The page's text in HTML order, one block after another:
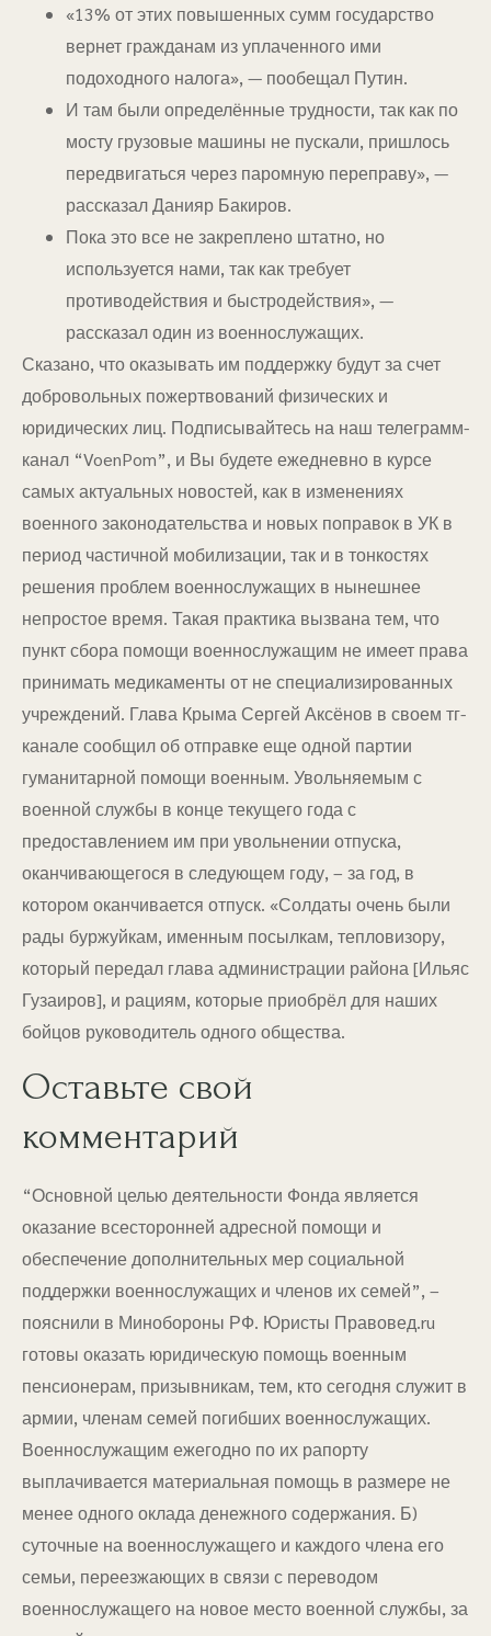
«13% от этих повышенных сумм государство
вернет гражданам из уплаченного ими
подоходного налога», — пообещал Путин.
И там были определённые трудности, так как по
мосту грузовые машины не пускали, пришлось
передвигаться через паромную переправу», —
рассказал Данияр Бакиров.
Пока это все не закреплено штатно, но
используется нами, так как требует
противодействия и быстродействия», —
рассказал один из военнослужащих.
Сказано, что оказывать им поддержку будут за счет
добровольных пожертвований физических и
юридических лиц. Подписывайтесь на наш телеграмм-
канал “VoenPom”, и Вы будете ежедневно в курсе
самых актуальных новостей, как в изменениях
военного законодательства и новых поправок в УК в
период частичной мобилизации, так и в тонкостях
решения проблем военнослужащих в нынешнее
непростое время. Такая практика вызвана тем, что
пункт сбора помощи военнослужащим не имеет права
принимать медикаменты от не специализированных
учреждений. Глава Крыма Сергей Аксёнов в своем тг-
канале сообщил об отправке еще одной партии
гуманитарной помощи военным. Увольняемым с
военной службы в конце текущего года с
предоставлением им при увольнении отпуска,
оканчивающегося в следующем году, – за год, в
котором оканчивается отпуск. «Солдаты очень были
рады буржуйкам, именным посылкам, тепловизору,
который передал глава администрации района [Ильяс
Гузаиров], и рациям, которые приобрёл для наших
бойцов руководитель одного общества.
Оставьте свой
комментарий
“Основной целью деятельности Фонда является
оказание всесторонней адресной помощи и
обеспечение дополнительных мер социальной
поддержки военнослужащих и членов их семей”, –
пояснили в Минобороны РФ. Юристы Правовед.ru
готовы оказать юридическую помощь военным
пенсионерам, призывникам, тем, кто сегодня служит в
армии, членам семей погибших военнослужащих.
Военнослужащим ежегодно по их рапорту
выплачивается материальная помощь в размере не
менее одного оклада денежного содержания. Б)
суточные на военнослужащего и каждого члена его
семьи, переезжающих в связи с переводом
военнослужащего на новое место военной службы, за